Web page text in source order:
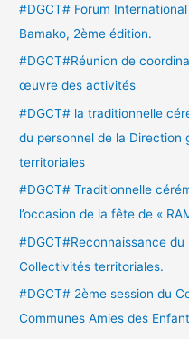
r
:
#DGCT# Forum
Bamako, 2ème édition.
#DGCT#Réunion de
œuvre des activités
#DGCT# la traditionnelle
du personnel de la Direction
territoriales
#DGCT# Traditionnelle
l’occasion de la fête de «
#DGCT#Reconnaissance
Collectivités territoriales.
#DGCT# 2ème session du
Communes Amies des